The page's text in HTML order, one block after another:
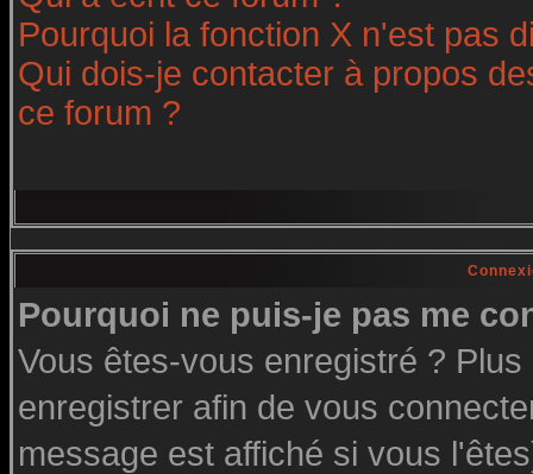
Pourquoi la fonction X n'est pas
Qui dois-je contacter à propos
ce forum ?
Pourquoi ne puis-je pas me
Vous êtes-vous enregistré ?
enregistrer afin de vous
message est affiché si vous